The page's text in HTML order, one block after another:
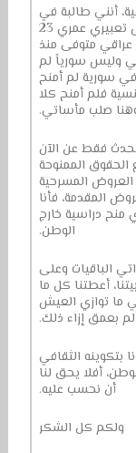
أنني طالبة في
المعهد العالي للفنون المسرحية قسم رقص تعبيري عمري 23
متوفى منذ
وليس سورياً لم
سورية لم أمنح
فلم أمنح كلا
صلب مأساتي.
فقط عن الآن
الممنوحة
المسرحية
المقدمة، فأنا
منح دراسية خارج
الوطن.
الباقيات وعلى
أعطتنا كل ما
ما توازي العيش
بعمق إزاء ذلك.
بتكوينه الثقافي
أفلا يحق لنا
أن نحسب عليه.
ولكم كل الشكر